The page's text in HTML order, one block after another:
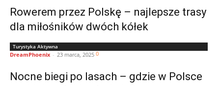
Rowerem przez Polskę – najlepsze trasy
dla miłośników dwóch kółek
Turystyka Aktywna
DreamPhoenix - 23 marca, 2025 0
Nocne biegi po lasach – gdzie w Polsce